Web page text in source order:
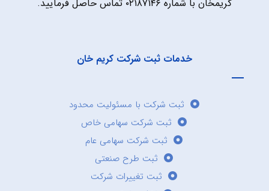
کریمخان با شماره ۰۲۱۸۷۱۴۶ تماس حاصل فرمایید.
خدمات ثبت شرکت کریم خان
ثبت شرکت با مسئولیت محدود
ثبت شرکت سهامی خاص
ثبت شرکت سهامی عام
ثبت طرح صنعتی
ثبت تغییرات شرکت